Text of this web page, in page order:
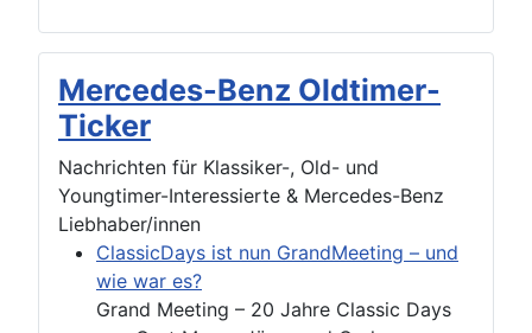
Mercedes-Benz Oldtimer-
Ticker
Nachrichten für Klassiker-, Old- und
Youngtimer-Interessierte & Mercedes-Benz
Liebhaber/innen
ClassicDays ist nun GrandMeeting – und
wie war es?
Grand Meeting – 20 Jahre Classic Days